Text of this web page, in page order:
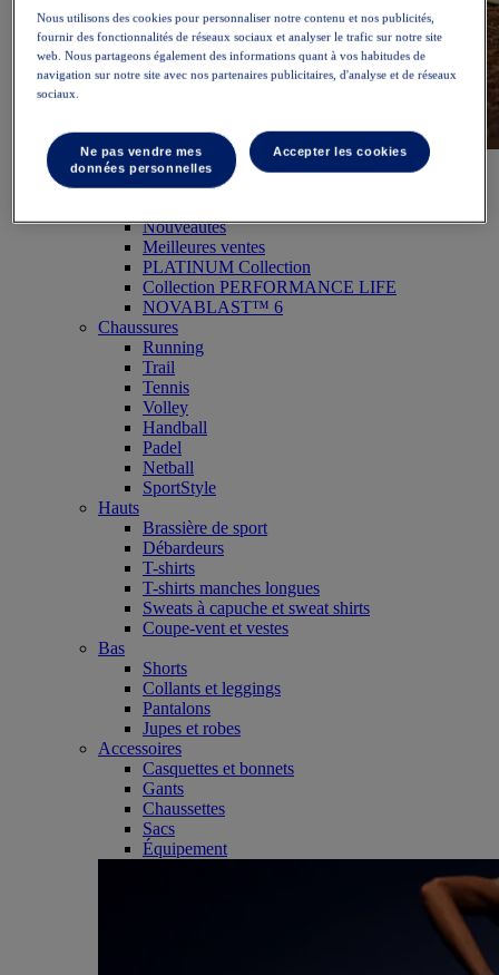
NOVABLAST™ 6 Acheter maintenant
Femme
Nouveautés
Meilleures ventes
PLATINUM Collection
Collection PERFORMANCE LIFE
NOVABLAST™ 6
Chaussures
Running
Trail
Tennis
Volley
Handball
Padel
Netball
SportStyle
Hauts
Brassière de sport
Débardeurs
T-shirts
T-shirts manches longues
Sweats à capuche et sweat shirts
Coupe-vent et vestes
Bas
Shorts
Collants et leggings
Pantalons
Jupes et robes
Accessoires
Casquettes et bonnets
Gants
Chaussettes
Sacs
Équipement
Nous utilisons des cookies pour personnaliser notre contenu et nos publicités,
fournir des fonctionnalités de réseaux sociaux et analyser le trafic sur notre site
web. Nous partageons également des informations quant à vos habitudes de
navigation sur notre site avec nos partenaires publicitaires, d'analyse et de réseaux
sociaux.
Ne pas vendre mes
données personnelles
Accepter les cookies